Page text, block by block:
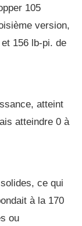
105
version,
156 lb-pi. de
atteint
atteindre 0 à
ce qui
à la 170
ou